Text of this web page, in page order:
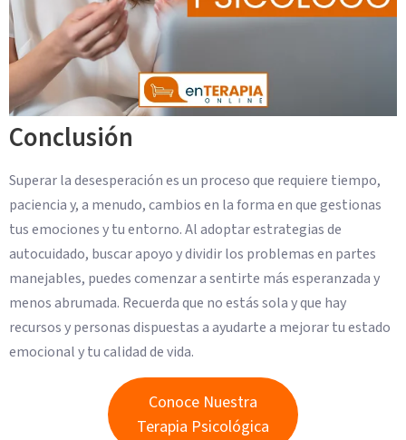
Conclusión
Superar la desesperación es un proceso que requiere tiempo,
paciencia y, a menudo, cambios en la forma en que gestionas
tus emociones y tu entorno. Al adoptar estrategias de
autocuidado, buscar apoyo y dividir los problemas en partes
manejables, puedes comenzar a sentirte más esperanzada y
menos abrumada. Recuerda que no estás sola y que hay
recursos y personas dispuestas a ayudarte a mejorar tu estado
emocional y tu calidad de vida.
Conoce Nuestra
Terapia Psicológica